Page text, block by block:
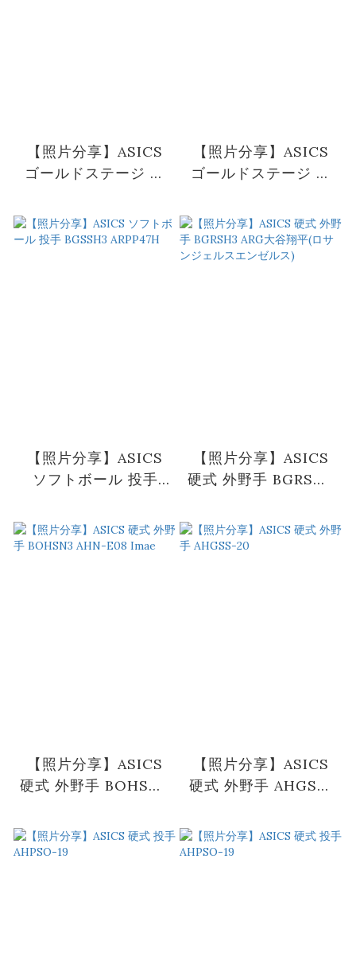
【照片分享】ASICS
ゴールドステージ 硬
【照片分享】ASICS
ゴールドステージ 軟
【照片分享】ASICS
ソフトボール 投手
【照片分享】ASICS
硬式 外野手 BGRSH3
ジェルスエンゼルス)
【照片分享】ASICS
硬式 外野手 BOHSN3
【照片分享】ASICS
硬式 外野手 AHGSS-